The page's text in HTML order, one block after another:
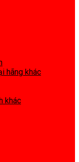
hãng khác
khác